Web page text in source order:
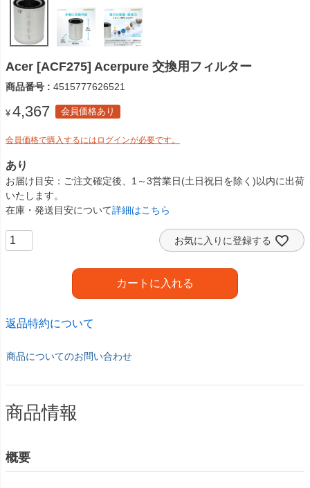
Acer [ACF275] Acerpure 交換用フィルター
商品番号 4515777626521
¥ 4,367 会員価格あり
会員価格で購入するにはログインが必要です。
あり
お届け目安
ご注文確定後、1～3営業日(土日祝日を除く)以内に出荷
いたします。
在庫・発送目安について詳細はこちら
お気に入りに登録する
カートに入れる
返品特約について
商品についてのお問い合わせ
商品情報
概要